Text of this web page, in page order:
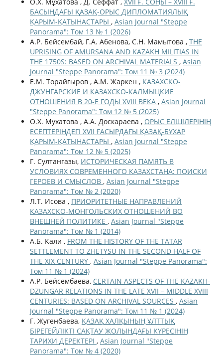
БАСЫНДАҒЫ ҚАЗАҚ-ОРЫС ДИПЛОМАТИЯЛЫҚ
ҚАРЫМ-ҚАТЫНАСТАРЫ , Asian Journal "Steppe
Panorama": Том 13 № 1 (2026)
А.Р. Бейсембай, Г.А. Абенова, С.Н. Мамытова , THE
UPRISING OF AMURSANA AND KAZAKH MILITIAS IN
THE 1750S: BASED ON ARCHIVAL MATERIALS , Asian
Journal "Steppe Panorama": Том 11 № 3 (2024)
Е.М. Торайгыров , А.М. Жаркен , КАЗАХСКО-
ДЖУНГАРСКИЕ И КАЗАХСКО-КАЛМЫЦКИЕ
ОТНОШЕНИЯ В 20-Е ГОДЫ XVIII ВЕКА , Asian Journal
"Steppe Panorama": Том 12 № 5 (2025)
О.Х. Мухатова , А.А. Доскараева , ОРЫС ЕЛШІЛЕРІНІҢ
ЕСЕПТЕРІНДЕГІ XVII ҒАСЫРДАҒЫ ҚАЗАҚ-БҰХАР
ҚАРЫМ-ҚАТЫНАСТАРЫ , Asian Journal "Steppe
Panorama": Том 12 № 5 (2025)
Г. Султангазы, ИСТОРИЧЕСКАЯ ПАМЯТЬ В
УСЛОВИЯХ СОВРЕМЕННОГО КАЗАХСТАНА: ПОИСКИ
ГЕРОЕВ И СМЫСЛОВ , Asian Journal "Steppe
Panorama": Том № 2 (2020)
Л.Т. Исова , ПРИОРИТЕТНЫЕ НАПРАВЛЕНИЙ
КАЗАХСКО-МОНГОЛЬСКИХ ОТНОШЕНИЙ ВО
ВНЕШНЕЙ ПОЛИТИКЕ , Asian Journal "Steppe
Panorama": Том № 1 (2014)
А.Б. Кали , FROM THE HISTORY OF THE TATAR
SETTLEMENT TO ZHETYSU IN THE SECOND HALF OF
THE XIX CENTURY , Asian Journal "Steppe Panorama":
Том 11 № 1 (2024)
А.Р. Бейсембаева, CERTAIN ASPECTS OF THE KAZAKH-
DZUNGAR RELATIONS IN THE LATE XVII – MIDDLE XVIII
CENTURIES: BASED ON ARCHIVAL SOURCES , Asian
Journal "Steppe Panorama": Том 11 № 1 (2024)
Г. Жугенбаева, ҚАЗАҚ ХАЛҚЫНЫҢ ҰЛТТЫҚ
БІРЕГЕЙЛІКТІ САҚТАУ ЖОЛЫНДАҒЫ КҮРЕСІНІҢ
ТАРИХИ ДЕРЕКТЕРІ , Asian Journal "Steppe
Panorama": Том № 4 (2020)